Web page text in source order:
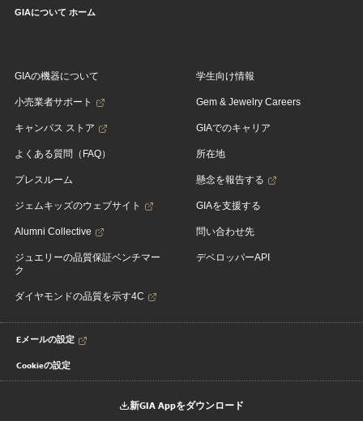
GIAについて ホーム
GIAの機器について
小売業者サポート
キャンパス ストア
よくある質問（FAQ）
プレスルーム
ジェムキッズのウェブサイト
Alumni Collective
ジュエリーの品質保証ベンチマー
ク
ダイヤモンドの品質を示す4C
学生向け情報
Gem & Jewelry Careers
GIAでのキャリア
所在地
懸念を報告する
GIAを支援する
問い合わせ先
デベロッパーAPI
Eメールの設定
Cookieの設定
新GIA Appをダウンロード